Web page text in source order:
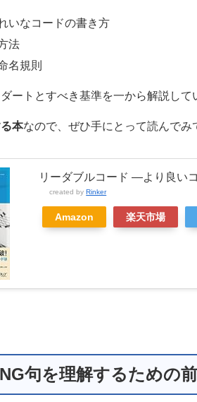
いなコードの書き方
法
名規則
ートとすべき基準を一から解説して
本なので、ぜひ手にとって読んでみ
リーダブルコード ―より良い
created by Rinker
Amazon 楽天市場
句を理解するための